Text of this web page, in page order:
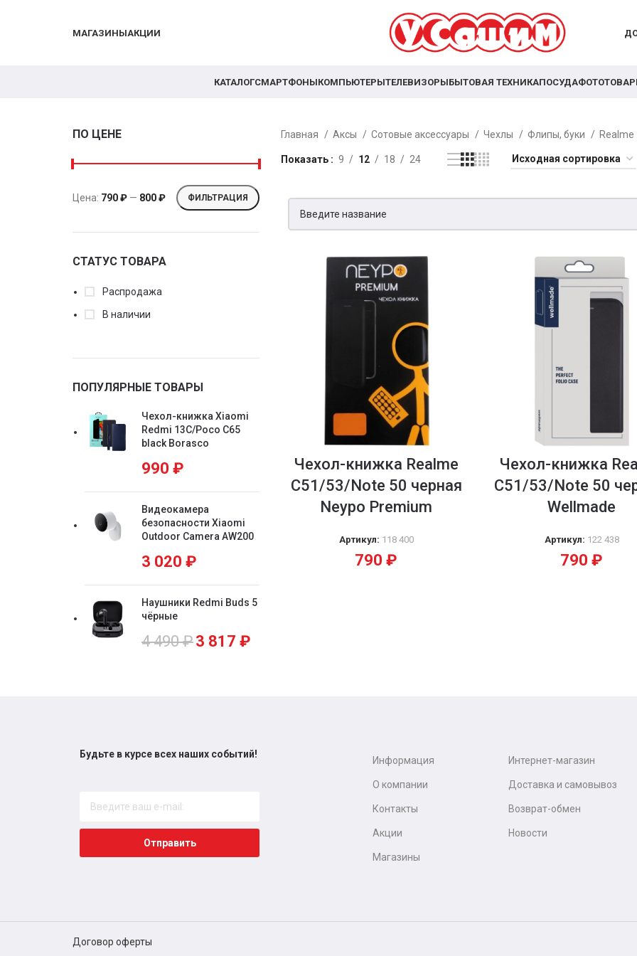
МАГАЗИНЫАКЦИИ
КАТАЛОГСМАРТФОНЫКОМПЬЮТЕРЫТЕЛЕВИЗОРЫБЫТОВАЯ ТЕХНИКАПОСУДА
ПО ЦЕНЕ
ФИЛЬТРАЦИЯ
Цена: 790 ₽ — 800 ₽
СТАТУС ТОВАРА
Распродажа
В наличии
ПОПУЛЯРНЫЕ ТОВАРЫ
Чехол-книжка Xiaomi
Redmi 13C/Poco C65
black Borasco
990 ₽
Видеокамера
безопасности Xiaomi
Outdoor Camera AW200
3 020 ₽
Наушники Redmi Buds 5
чёрные
4 490₽3 817 ₽
Главная Аксы Сотовые аксессуары Чехлы Флипы, буки Realme
Показать 9 12 18 24
Чехол-книжка Realme
C51/53/Note 50 черная
Neypo Premium
Артикул: 118 400
790₽
Чехол-книжка
C51/53/Note 50
Wellmade
Артикул: 122 438
790₽
Будьте в курсе всех наших событий!
Отправить
Информация
О компании
Контакты
Акции
Магазины
Интернет-магазин
Доставка и самовывоз
Возврат-обмен
Новости
Договор оферты